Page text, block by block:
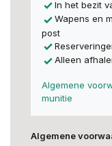
In het bezit
Wapens en
post
Alleen
Algemene
munitie
Algemene